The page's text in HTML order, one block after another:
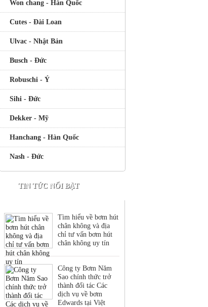
Won chang - Hàn Quốc
Cutes - Đài Loan
Ulvac - Nhật Bản
Busch - Đức
Robuschi - Ý
Sihi - Đức
Dekker - Mỹ
Hanchang - Hàn Quốc
Nash - Đức
TIN TỨC NỔI BẬT
Tìm hiểu về bơm hút
chân không và địa
chỉ tư vấn bơm hút
chân không uy tín
Công ty Bơm Năm
Sao chính thức trở
thành đối tác Các
dịch vụ về bơm
Edwards tại Việt